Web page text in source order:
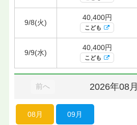
9/8(火)
40,400円
こども
9/9(水)
40,400円
こども
前へ 2026年08月
08月 09月